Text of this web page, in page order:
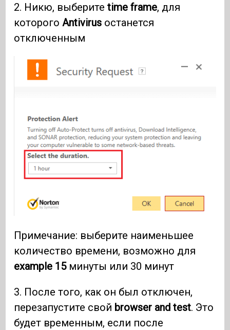
2. Никю, выберитеtime frame, для
которого Antivirus останется
отключенным
Примечание: выберите наименьшее
количество времени, возможно для
example 15минуты или 30 минут
3. После того, как он был отключен,
перезапустите свой browser and test. Это
будет временным, если после